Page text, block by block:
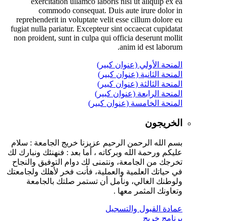
commodo consequat. Duis aute irure dolor in
reprehenderit in voluptate velit esse cillum dolore eu
fugiat nulla pariatur. Excepteur sint occaecat cupidatat
non proident, sunt in culpa qui officia deserunt mollit
anim id est laborum.
المنحة الأولي (عنوان كبير)
المنحة الثانية (عنوان كبير)
المنحة الثالثة (عنوان كبير)
المنحة الرابعة (عنوان كبير)
المنحة الخامسة (عنوان كبير)
الخريجون
بسم الله الرحمن الرحيم عزيزنا خريج الجامعة : سلام
عليكم ورحمة الله وبركاته ، أما بعد : فنهنئك ونبارك لك
تخرجك من الجامعة، ونتمنى لك دوام التوفيق والنجاح
في حياتك العلمية والعملية، فأنت فخر لأهلك ولجامعتك
ولوطنك الغالي، ونأمل أن تستمر صلتك بالجامعة
وتعاونك المثمر معها .
عمادة القبول والتسجيل
برنامج خريج